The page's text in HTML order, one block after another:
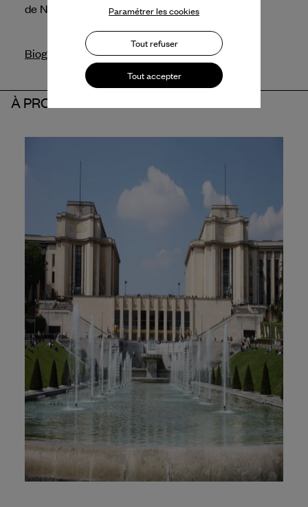
de Norvège.
Biographie
À PROPOS DU PARTENAIRE
Paramétrer les cookies
Tout refuser
Tout accepter